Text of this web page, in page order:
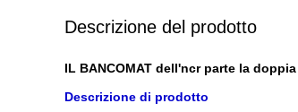
Descrizione del prodotto
IL BANCOMAT dell'ncr parte la
Descrizione di prodotto